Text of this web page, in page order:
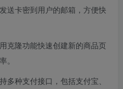
送卡密到用户的邮箱，方便快
克隆功能快速创建新的商品页
。
多种支付接口，包括支付宝、